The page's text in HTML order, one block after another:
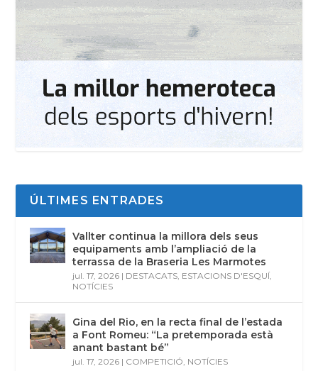
ÚLTIMES ENTRADES
Vallter continua la millora dels seus
equipaments amb l’ampliació de la
terrassa de la Braseria Les Marmotes
jul. 17, 2026 | DESTACATS ESTACIONS D'ESQUÍ
NOTÍCIES
Gina del Rio, en la recta final de l’estada
a Font Romeu: “La pretemporada està
anant bastant bé”
jul. 17, 2026 | COMPETICIÓ NOTÍCIES